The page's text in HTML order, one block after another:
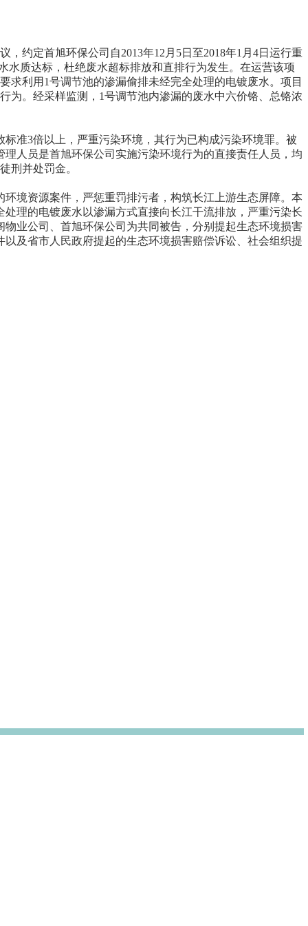
约定首旭环保公司自2013年12月5日至2018年1月4日运行重
水质达标，杜绝废水超标排放和直排行为发生。在运营该项
利用1号调节池的渗漏偷排未经完全处理的电镀废水。项目
为。经采样监测，1号调节池内渗漏的废水中六价铬、总铬浓
3倍以上，严重污染环境，其行为已构成污染环境罪。被
人员是首旭环保公司实施污染环境行为的直接责任人员，均
刑并处罚金。
境资源案件，严惩重罚排污者，构筑长江上游生态屏障。本
理的电镀废水以渗漏方式直接向长江干流排放，严重污染长
业公司、首旭环保公司为共同被告，分别提起生态环境损害
及省市人民政府提起的生态环境损害赔偿诉讼、社会组织提